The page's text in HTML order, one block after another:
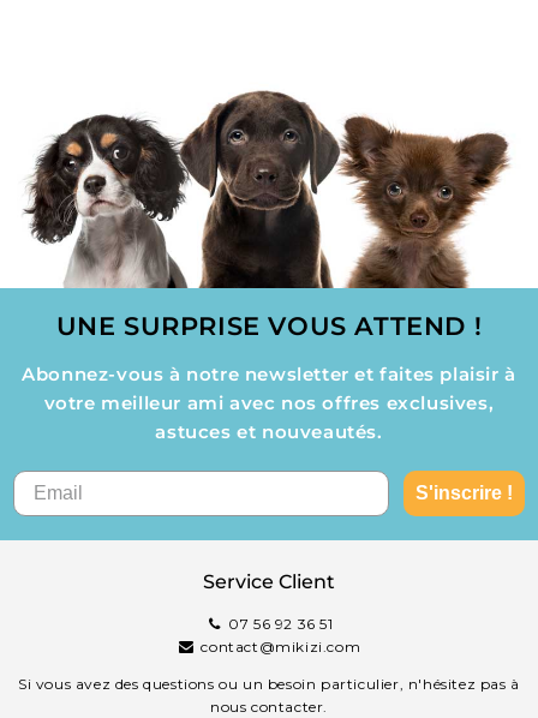
UNE SURPRISE VOUS ATTEND !
Abonnez-vous à notre newsletter et faites plaisir à
votre meilleur ami avec nos offres exclusives,
astuces et nouveautés.
S'inscrire !
Service Client
07 56 92 36 51
contact@mikizi.com
Si vous avez des questions ou un besoin particulier, n'hésitez pas à
nous contacter.